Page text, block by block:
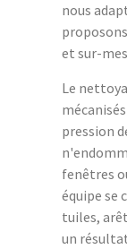
nous
et sur-
Le
pression
fenêtres
équipe se
tuiles,
un